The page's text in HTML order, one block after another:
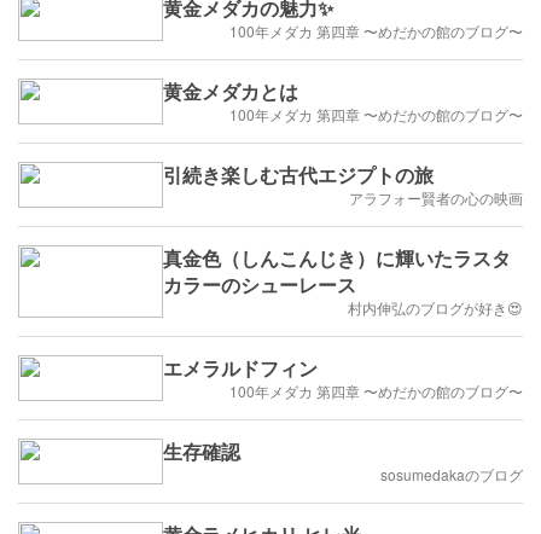
黄金メダカの魅力✨
100年メダカ 第四章 〜めだかの館のブログ〜
黄金メダカとは
100年メダカ 第四章 〜めだかの館のブログ〜
引続き楽しむ古代エジプトの旅
アラフォー賢者の心の映画
真金色（しんこんじき）に輝いたラスタ
カラーのシューレース
村内伸弘のブログが好き😍
エメラルドフィン
100年メダカ 第四章 〜めだかの館のブログ〜
生存確認
sosumedakaのブログ